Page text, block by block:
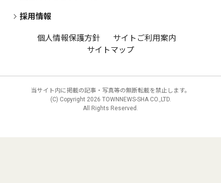
採用情報
個人情報保護方針
サイトご利用案内
サイトマップ
当サイト内に掲載の記事・写真等の無断転載を禁止します。
(C) Copyright 2026 TOWNNEWS-SHA CO.,LTD.
All Rights Reserved.